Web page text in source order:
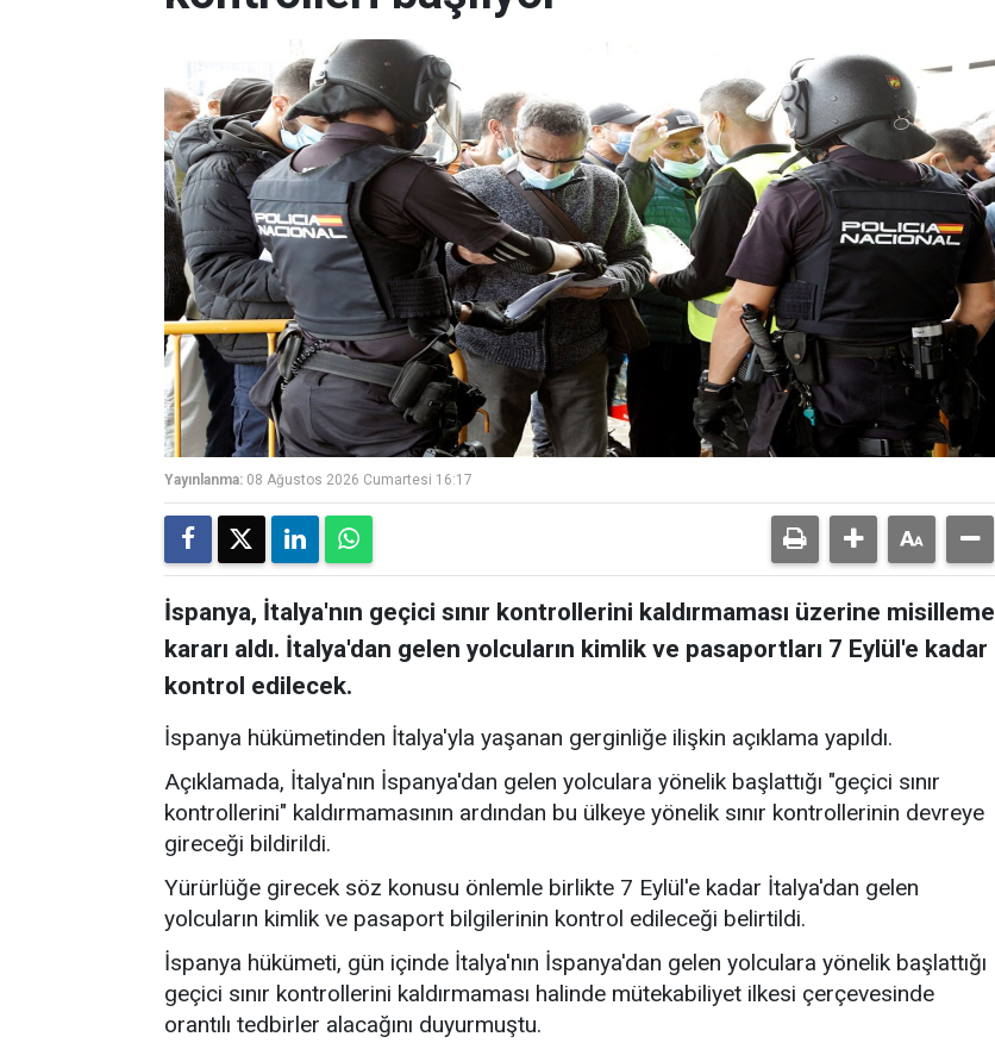
Yayınlanma: 08 Ağustos 2026 Cumartesi 16:17
İspanya, İtalya'nın geçici sınır kontrollerini kaldırmaması üzerine misilleme
kararı aldı. İtalya'dan gelen yolcuların kimlik ve pasaportları 7 Eylül'e kadar
kontrol edilecek.
İspanya hükümetinden İtalya'yla yaşanan gerginliğe ilişkin açıklama yapıldı.
Açıklamada, İtalya'nın İspanya'dan gelen yolculara yönelik başlattığı "geçici sınır
kontrollerini" kaldırmamasının ardından bu ülkeye yönelik sınır kontrollerinin devreye
gireceği bildirildi.
Yürürlüğe girecek söz konusu önlemle birlikte 7 Eylül'e kadar İtalya'dan gelen
yolcuların kimlik ve pasaport bilgilerinin kontrol edileceği belirtildi.
İspanya hükümeti, gün içinde İtalya'nın İspanya'dan gelen yolculara yönelik başlattığı
geçici sınır kontrollerini kaldırmaması halinde mütekabiliyet ilkesi çerçevesinde
orantılı tedbirler alacağını duyurmuştu.